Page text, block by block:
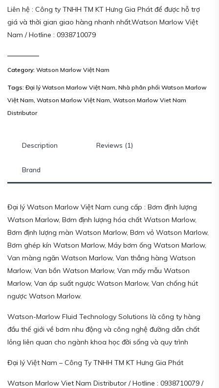
Liên hệ : Công ty TNHH TM KT Hưng Gia Phát để được hỗ trợ
giá và thời gian giao hàng nhanh nhất.Watson Marlow Việt
Nam / Hotline : 0938710079
Category: Watson Marlow Việt Nam
Tags: Đại lý Watson Marlow Việt Nam, Nhà phân phối Watson Marlow
Việt Nam, Watson Marlow Việt Nam, Watson Marlow Viet Nam
Distributor
Description Reviews (1)
Brand
Đại lý Watson Marlow Việt Nam cung cấp : Bơm định lượng
Watson Marlow, Bơm định lượng hóa chất Watson Marlow,
Bơm định lượng màn Watson Marlow, Bơm vỏ Watson Marlow,
Bơm ghép kín Watson Marlow, Máy bơm ống Watson Marlow,
Van màng ngăn Watson Marlow, Van thẳng hàng Watson
Marlow, Van bồn Watson Marlow, Van mấy mẫu Watson
Marlow, Van áp suất ngược Watson Marlow, Van chống hút
ngược Watson Marlow.
Watson-Marlow Fluid Technology Solutions là công ty hàng
đầu thế giới về bơm nhu động và công nghệ đường dẫn chất
lỏng liên quan cho ngành khoa học đời sống và quy trình
Đại lý Việt Nam – Công Ty TNHH TM KT Hưng Gia Phát
Watson Marlow Viet Nam Distributor / Hotline : 0938710079 /